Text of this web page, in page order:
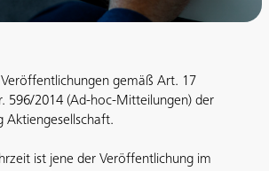
Veröffentlichungen gemäß Art. 17
596/2014 (Ad-hoc-Mitteilungen) der
Aktiengesellschaft.
ist jene der Veröffentlichung im